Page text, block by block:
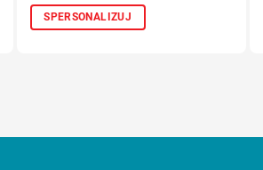
SPERSONALIZUJ